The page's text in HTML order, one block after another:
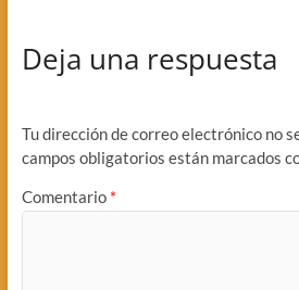
Deja una respuesta
Tu dirección de correo electrónico no
campos obligatorios están marcados
Comentario *